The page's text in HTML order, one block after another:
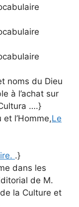
noms du Dieu
à l’achat sur
….}
l’Homme,Le
.}
dans les
de M.
la Culture et